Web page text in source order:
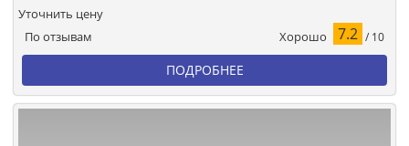
По отзывам Хорошо 7.2 / 10
Уточнить цену
ПОДРОБНЕЕ